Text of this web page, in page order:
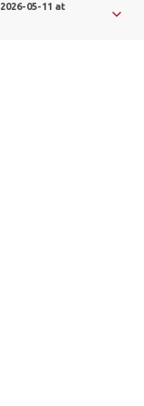
05-11 at